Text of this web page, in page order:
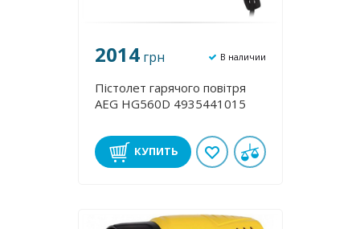
2014 грн В наличии
Пістолет гарячого повітря
AEG HG560D 4935441015
КУПИТЬ